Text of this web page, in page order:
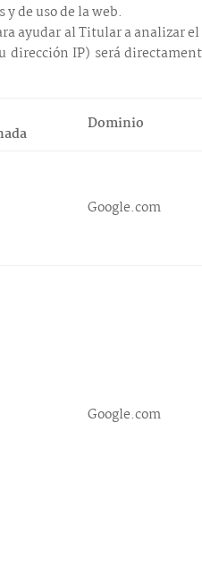
de uso de la web.
ayudar al Titular a analizar
IP) será
Dominio
Google.com
Google.com